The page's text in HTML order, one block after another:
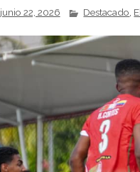
junio 22, 2026 Destacado,